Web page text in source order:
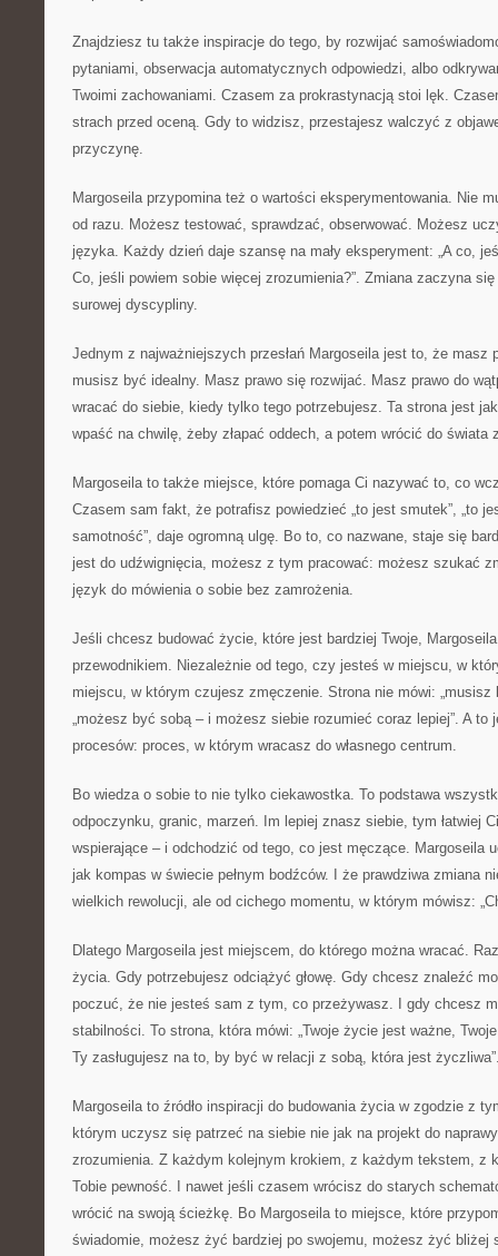
Znajdziesz tu także inspiracje do tego, by rozwijać
pytaniami, obserwacja automatycznych odpowiedzi, albo
Twoimi zachowaniami. Czasem za prokrastynacją stoi lęk.
strach przed oceną. Gdy to widzisz, przestajesz walczyć z
przyczynę.
Margoseila przypomina też o wartości eksperymentowania. Nie
od razu. Możesz testować, sprawdzać, obserwować. Możesz
języka. Każdy dzień daje szansę na mały eksperyment: „A co,
Co, jeśli powiem sobie więcej zrozumienia?”. Zmiana zaczyna
surowej dyscypliny.
Jednym z najważniejszych przesłań Margoseila jest to, że masz
musisz być idealny. Masz prawo się rozwijać. Masz prawo do
wracać do siebie, kiedy tylko tego potrzebujesz. Ta strona jest
wpaść na chwilę, żeby złapać oddech, a potem wrócić do świata
Margoseila to także miejsce, które pomaga Ci nazywać to, co
Czasem sam fakt, że potrafisz powiedzieć „to jest smutek”, „to
samotność”, daje ogromną ulgę. Bo to, co nazwane, staje się
jest do udźwignięcia, możesz z tym pracować: możesz szukać
język do mówienia o sobie bez zamrożenia.
Jeśli chcesz budować życie, które jest bardziej Twoje,
przewodnikiem. Niezależnie od tego, czy jesteś w miejscu, w
miejscu, w którym czujesz zmęczenie. Strona nie mówi: „musisz
„możesz być sobą – i możesz siebie rozumieć coraz lepiej”. A to
procesów: proces, w którym wracasz do własnego centrum.
Bo wiedza o sobie to nie tylko ciekawostka. To podstawa
odpoczynku, granic, marzeń. Im lepiej znasz siebie, tym łatwiej
wspierające – i odchodzić od tego, co jest męczące. Margoseila
jak kompas w świecie pełnym bodźców. I że prawdziwa zmiana
wielkich rewolucji, ale od cichego momentu, w którym mówisz:
Dlatego Margoseila jest miejscem, do którego można wracać.
życia. Gdy potrzebujesz odciążyć głowę. Gdy chcesz znaleźć
poczuć, że nie jesteś sam z tym, co przeżywasz. I gdy chcesz
stabilności. To strona, która mówi: „Twoje życie jest ważne,
Ty zasługujesz na to, by być w relacji z sobą, która jest
Margoseila to źródło inspiracji do budowania życia w zgodzie z
którym uczysz się patrzeć na siebie nie jak na projekt do
zrozumienia. Z każdym kolejnym krokiem, z każdym tekstem, z
Tobie pewność. I nawet jeśli czasem wrócisz do starych
wrócić na swoją ścieżkę. Bo Margoseila to miejsce, które
świadomie, możesz żyć bardziej po swojemu, możesz żyć bliżej